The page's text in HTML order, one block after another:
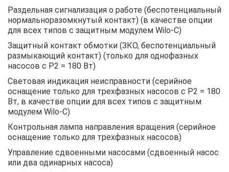
Раздельная сигнализация о работе (беспотенциальный
нормальноразомкнутый контакт) (в качестве опции
для всех типов с защитным модулем Wilo-C)
Защитный контакт обмотки (ЗКО, беспотенциальный
размыкающий контакт) (только для однофазных
насосов с P2 = 180 Вт)
Световая индикация неисправности (серийное
оснащение только для трехфазных насосов с P2 = 180
Вт, в качестве опции для всех типов с защитным
модулем Wilo-C)
Контрольная лампа направления вращения (серийное
оснащение только для трехфазных насосов)
Управление сдвоенными насосами (сдвоенный насос
или два одинарных насоса)